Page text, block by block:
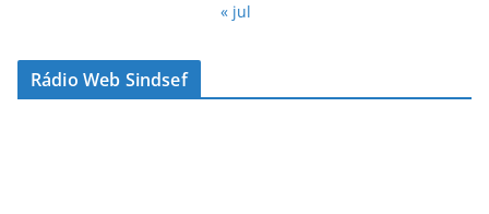
« jul
Rádio Web Sindsef